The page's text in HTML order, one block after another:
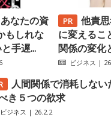
なたの資
もしれな
手遅...
他責
に変えるこ
関係の変化
ビジネス |
人間関係で消耗しな
き５つの欲求
ビジネス | 26.2.2